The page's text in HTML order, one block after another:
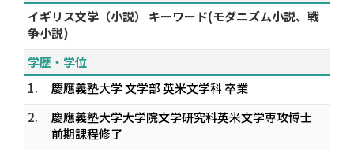
イギリス文学（小説） キーワード(モダニズム小説、戦
争小説)
学歴・学位
1.
慶應義塾大学 文学部 英米文学科 卒業
2.
慶應義塾大学大学院文学研究科英米文学専攻博士
前期課程修了